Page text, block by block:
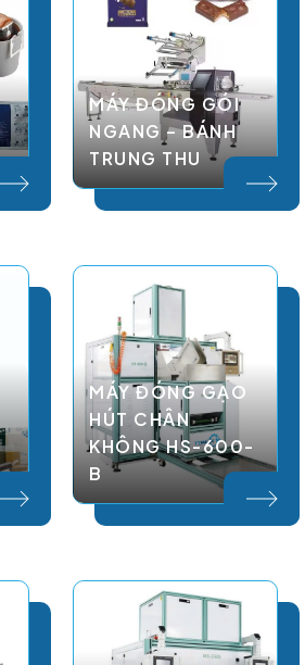
MÁY ĐÓNG GÓI
NGANG – BÁNH
TRUNG THU
MÁY ĐÓNG GẠO
HÚT CHÂN
KHÔNG HS-600-
B